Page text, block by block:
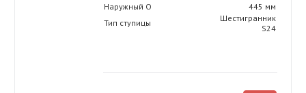
Наружный O
445 мм
Тип ступицы
Шестигранник
S24